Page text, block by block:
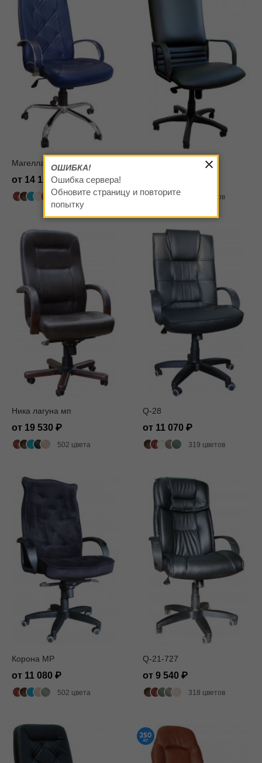
Магеллан Хром
от 14 120
502 цвета 318 цветов
Ника лагуна мп
от 19 530
502 цвета
Q-28
от 11 070
319 цветов
Корона MP
от 11 080
502 цвета
Q-21-727
от 9 540
318 цветов
ОШИБКА!
Ошибка сервера!
Обновите страницу и повторите
попытку